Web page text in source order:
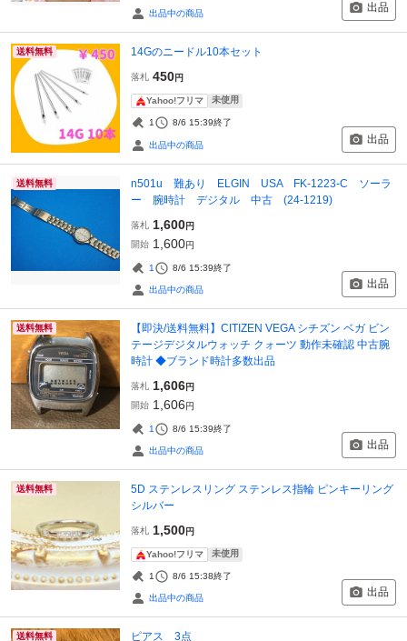
出品中の商品 出品
送料無料 14Gのニードル10本セット
落札 450円
Yahoo!フリマ 未使用
1 8/6 15:39終了
出品中の商品 出品
送料無料
n501u 難あり ELGIN USA FK-1223-C ソーラ
ー 腕時計 デジタル 中古 (24-1219)
落札 1,600円
開始 1,600円
1 8/6 15:39終了
出品中の商品 出品
送料無料
【即決/送料無料】CITIZEN VEGA シチズン ベガ ビン
テージデジタルウォッチ クォーツ 動作未確認 中古腕
時計 ◆ブランド時計多数出品
落札 1,606円
開始 1,606円
1 8/6 15:39終了
出品中の商品 出品
送料無料
5D ステンレスリング ステンレス指輪 ピンキーリング
シルバー
落札 1,500円
Yahoo!フリマ 未使用
1 8/6 15:38終了
出品中の商品 出品
送料無料 ピアス 3点